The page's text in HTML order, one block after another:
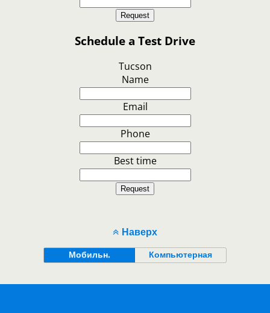
Request
Schedule a Test Drive
Tucson
Name
Email
Phone
Best time
Request
Наверх
Мобильн. Компьютерная